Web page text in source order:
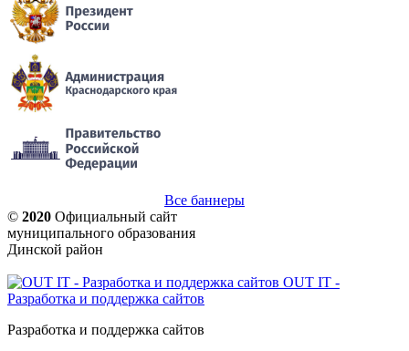
Все баннеры
© 2020 Официальный сайт
муниципального образования
Динской район
OUT IT -
Разработка и поддержка сайтов
Разработка и поддержка сайтов